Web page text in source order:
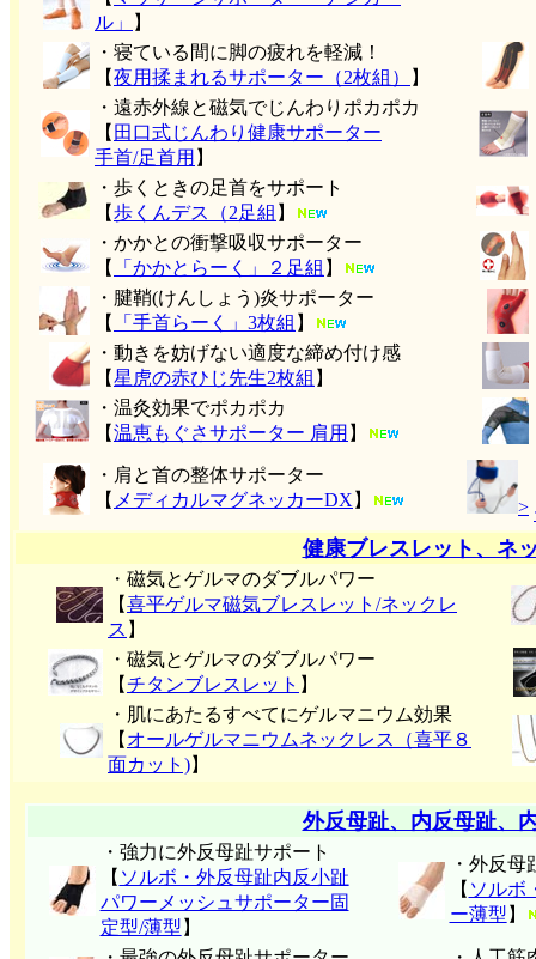
ル」
】
・寝ている間に脚の疲れを軽減！
【夜用揉まれるサポーター（2枚組） 】
・遠赤外線と磁気でじんわりポカポカ
【 田口式じんわり健康サポーター
手首/足首用 】
・歩くときの足首をサポート
【歩くんデス（2足組 】
・かかとの衝撃吸収サポーター
【
「かかとらーく」２足組 】
・腱鞘(けんしょう)炎サポーター
【
「手首らーく」3枚組 】
・動きを妨げない適度な締め付け感
【星虎の赤ひじ先生2枚組 】
・温灸効果でポカポカ
【温恵もぐさサポーター 肩用 】
・肩と首の整体サポーター
【 メディカルマグネッカーDX 】 >
健康ブレスレット、ネ
・磁気とゲルマのダブルパワー
【喜平ゲルマ磁気ブレスレット/ネックレ
ス 】
・磁気とゲルマのダブルパワー
【チタンブレスレット 】
・肌にあたるすべてにゲルマニウム効果
【 オールゲルマニウムネックレス（喜平８
面カット)】
外反母趾、内反母趾、
・強力に外反母趾サポート
【 ソルボ・外反母趾内反小趾
パワーメッシュサポーター固
定型/薄型 】
・外反
【 ソルボ
ー薄型 】